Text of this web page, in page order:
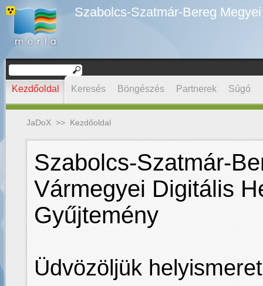
Szabolcs-Szatmár-Bereg
Kezdőoldal Keresés Böngészés Partnerek Súgó
JaDoX >> Kezdőoldal
Szabolcs-Szatmár-
Vármegyei Digitális
Gyűjtemény
Üdvözöljük